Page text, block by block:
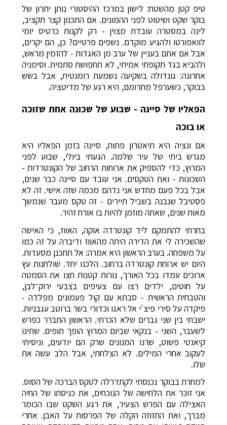
טיפ קטן מהשטח: לישון במרכז ההיסטורי נותן יתרון של
בוקר שקט ושיטוט לפני ההמונים. אם התכנון קצר תקציב,
לינה במסטרה עובדת מצוין - רק לקנות כרטיס יומי
לוואפורטו ולהגיע מוקדם. נשפים פרטיים? כן, הם יקרים,
אבל אם אתם בעניין של ערב מן האגדות - להזמין מראש,
ולהביא בגד תקופתי אמיתי, לא תחפושת סתמית. וסימניה
אחרונה: גונדולה בשקיעה נשמעת רומנטית, אבל בשש
בבוקר, כשערפל מתרומם, היא רגע של מדיטציה.
הפאליו של סיינה - שבוע של שכונה אחת שזוכה
או בוכה
אם ונציה היא תיאטרון פתוח, סיינה בזמן הפאליו היא
מגרש ביתי של עיר שלמה. הגעתי ביולי, שבוע לפני
המרוץ, כדי להספיק את ארוחות הרחוב של הקונטרדות -
השכונות - ואת הטקסים. אני עובד עם סיינה כבר שנים,
אבל בכל פעם מחדש אני נדהם מכמה שזה אישי. זה לא
פסטיבל שנבנה בשביל תיירים - זה טקס מעבר שנמשך
מאות שנים, שאתה מוזמן להיות בו אורח זהיר.
בחרתי להתמקם ליד קונטרדה אוקה, האווז, כי האישה
שהשכירה לי את הדירה היתה מהאווז ודיברה על זה כמו
על משפחה. בערב הראשון היא אמרה: אל תתכנן מסעדות.
היום יש ארוחת קונטרדה ברחוב. הלכנו יחד. שולחנות עץ
ארוכים עמדו בכל האורך, נורות קטנות חצו את הסמטה
על חוטים, ילדים רצו עם צעיפים בצבעי ירוק־לבן,
והטבחית הראשית - סבתא עם קול פעמונים מפלדה -
פיקדה על סירי פיצ'י אל ראגו וכדורי בשר ברוטב עגבניות.
ישבתי בין שני גברים שלא הכרתי. הראשון התברר כפרש
לשעבר, השני - בנקאי שביום המרוץ הופך תופים. שתינו
קיאנטי פשוט, שרנו המנונים שרק הם יודעים, וניסיתי
לעקוב אחרי המילים. לא הצלחתי, אבל הלב עשה את
שלו.
למחרת בבוקר נכנסתי לקתדרלה לטקס הברכה של הסוס.
אני זוכר את הלחישה של הנוכחים, את כניסתו של החיה
האצילה עם הפרש הצעיר, את רגע השקט שבו הכומר
מברך, ואת התזוזה הקלה של הפרסות על האבן. אחרי